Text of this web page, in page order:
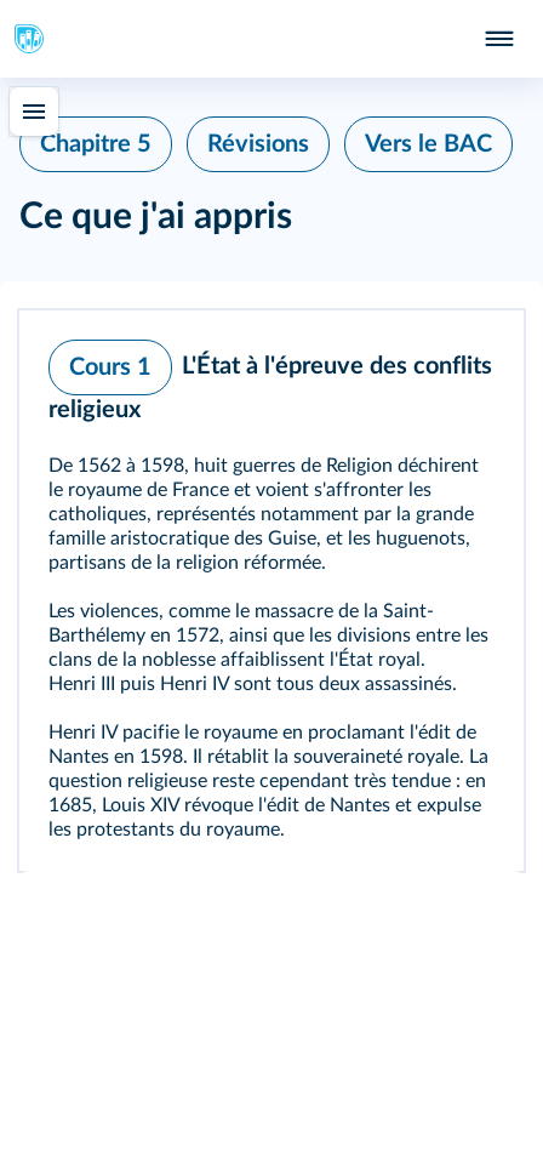
Chapitre 5 Révisions Vers le BAC
Ce que j'ai appris
Cours 1
L'État à l'épreuve des conflits
religieux
De 1562 à 1598, huit guerres de Religion déchirent
le royaume de France et voient s'affronter les
catholiques, représentés notamment par la grande
famille aristocratique des Guise, et les huguenots,
partisans de la religion réformée.
Les violences, comme le massacre de la Saint-
Barthélemy en 1572, ainsi que les divisions entre les
clans de la noblesse affaiblissent l'État royal.
Henri III puis Henri IV sont tous deux assassinés.
Henri IV pacifie le royaume en proclamant l'édit de
Nantes en 1598. Il rétablit la souveraineté royale. La
question religieuse reste cependant très tendue : en
1685, Louis XIV révoque l'édit de Nantes et expulse
les protestants du royaume.